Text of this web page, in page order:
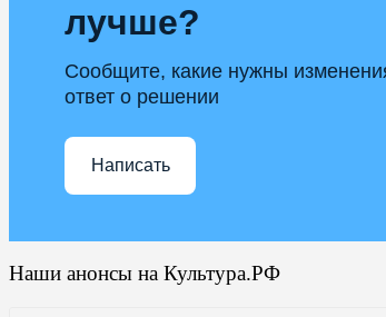
лучше?
Сообщите, какие нужны
ответ о решении
Написать
Наши анонсы на Культура.РФ